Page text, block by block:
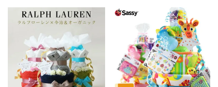
リスマス ハロウィン バレン
タイン 七五三 初節句 子供の